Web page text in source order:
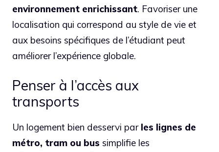
environnement enrichissant. Favoriser une
localisation qui correspond au style de vie et
aux besoins spécifiques de l’étudiant peut
améliorer l’expérience globale.
Penser à l’accès aux
transports
Un logement bien desservi par les lignes de
métro, tram ou bus simplifie les